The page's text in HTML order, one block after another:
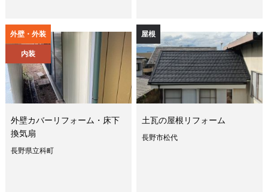
外壁・外装
内装
外壁カバーリフォーム・床下
換気扇
長野県立科町
屋根
土瓦の屋根リフォーム
長野市松代